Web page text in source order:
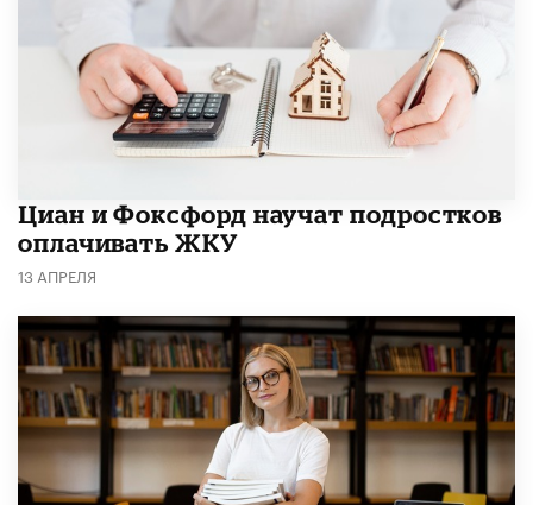
Циан и Фоксфорд научат подростков
оплачивать ЖКУ
13 АПРЕЛЯ